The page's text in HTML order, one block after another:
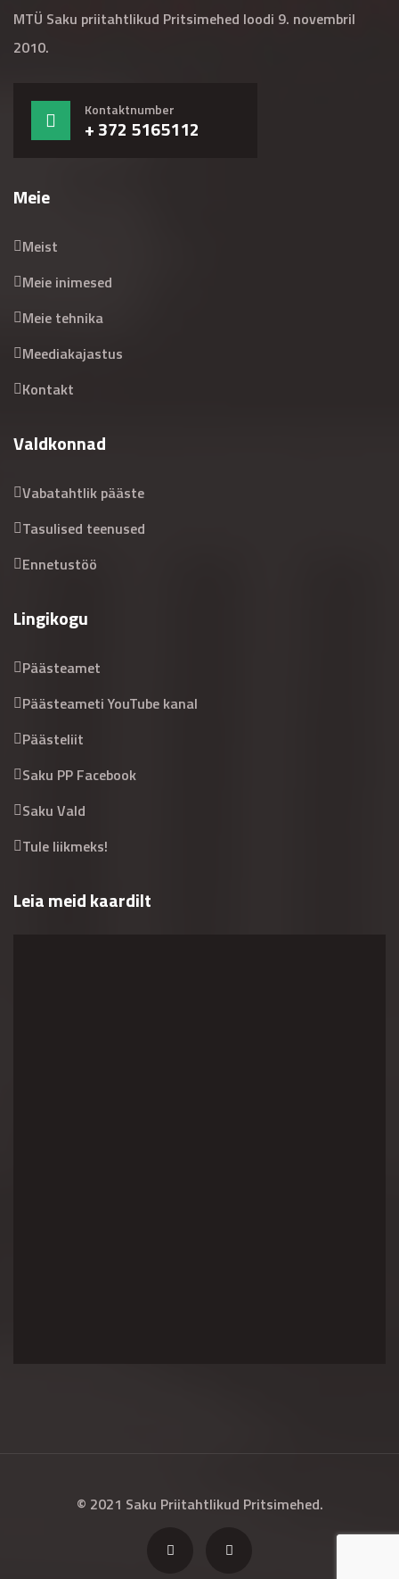
MTÜ Saku priitahtlikud Pritsimehed loodi 9. novembril
2010.
Kontaktnumber
+ 372 5165112
Meie
Meist
Meie inimesed
Meie tehnika
Meediakajastus
Kontakt
Valdkonnad
Vabatahtlik pääste
Tasulised teenused
Ennetustöö
Lingikogu
Päästeamet
Päästeameti YouTube kanal
Päästeliit
Saku PP Facebook
Saku Vald
Tule liikmeks!
Leia meid kaardilt
© 2021 Saku Priitahtlikud Pritsimehed.